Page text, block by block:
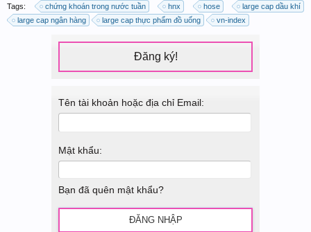
Tags: chứng khoán trong nước tuần hnx hose
large cap dầu khí
large cap ngân hàng
large cap thực phẩm đồ uống vn-index
Đăng ký!
Tên tài khoản hoặc địa chỉ Email:
Mật khẩu:
Bạn đã quên mật khẩu?